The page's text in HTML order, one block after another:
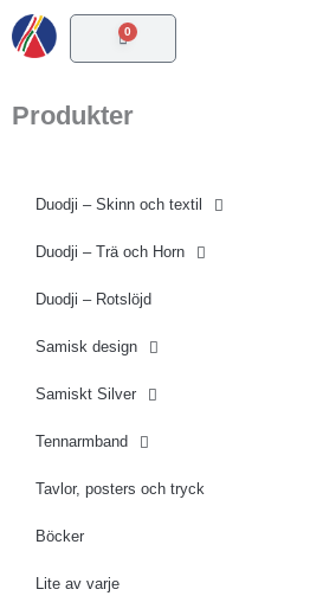
Hoppa
till
0
Varukorg
Produkter
Duodji – Skinn och textil
Duodji – Trä och Horn
Duodji – Rotslöjd
Samisk design
Samiskt Silver
Tennarmband
Tavlor, posters och tryck
Böcker
Lite av varje